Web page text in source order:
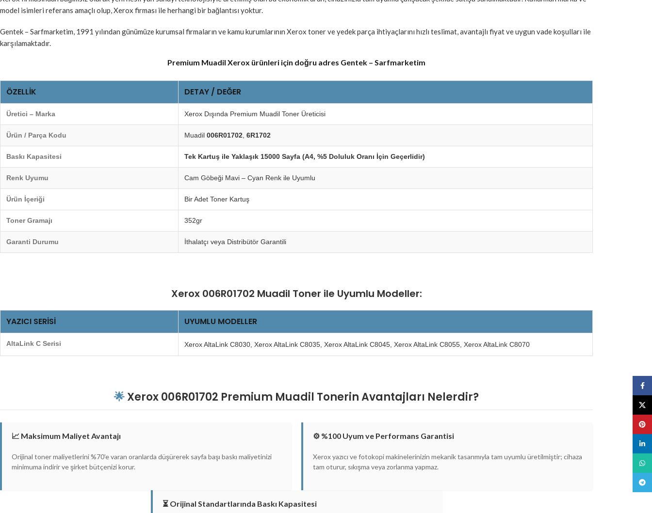
model isimleri referans amaçlı olup, Xerox firması ile herhangi bir bağlantısı yoktur.
Gentek – Sarfmarketim, 1991 yılından günümüze kurumsal firmaların ve kamu kurumlarının Xerox toner ve yedek parça ihtiyaçlarını hızlı teslimat, avantajlı fiyat ve uygun vade koşulları ile
karşılamaktadır.
Premium Muadil Xerox ürünleri için doğru adres Gentek – Sarfmarketim
ÖZELLIK DETAY / DEĞER
Üretici – Marka Xerox Dışında Premium Muadil Toner Üreticisi
Ürün / Parça Kodu Muadil 006R01702 6R1702
Baskı Kapasitesi Tek Kartuş ile Yaklaşık 15000 Sayfa (A4, %5 Doluluk Oranı İçin Geçerlidir)
Renk Uyumu Cam Göbeği Mavi – Cyan Renk ile Uyumlu
Ürün İçeriği Bir Adet Toner Kartuş
Toner Gramajı 352gr
Garanti Durumu İthalatçı veya Distribütör Garantili
Xerox 006R01702 Muadil Toner ile Uyumlu Modeller:
YAZICI SERISI UYUMLU MODELLER
AltaLink C Serisi Xerox AltaLink C8030, Xerox AltaLink C8035, Xerox AltaLink C8045, Xerox AltaLink C8055, Xerox AltaLink C8070
🌟Xerox 006R01702 Premium Muadil Tonerin Avantajları Nelerdir?
📈 Maksimum Maliyet Avantajı
Orijinal toner maliyetlerini %70’e varan oranlarda düşürerek sayfa başı baskı maliyetinizi
minimuma indirir ve şirket bütçenizi korur.
⚙️ %100 Uyum ve Performans Garantisi
Xerox yazıcı ve fotokopi makinelerinizin mekanik tasarımıyla tam uyumlu üretilmiştir; cihaza
tam oturur, sıkışma veya zorlanma yapmaz.
⏳ Orijinal Standartlarında Baskı Kapasitesi